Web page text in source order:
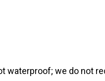
waterproof; we do not